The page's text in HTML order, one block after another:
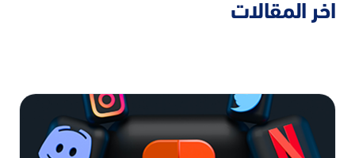
اخر المقالات